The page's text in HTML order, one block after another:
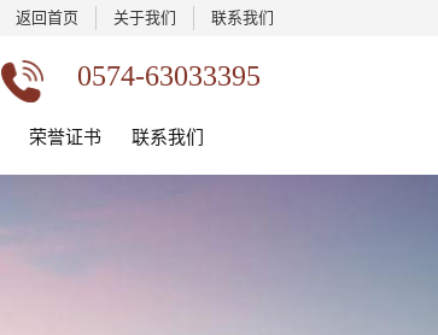
联系我们
关于我们
返回首页
0574-63033395
荣誉证书 联系我们